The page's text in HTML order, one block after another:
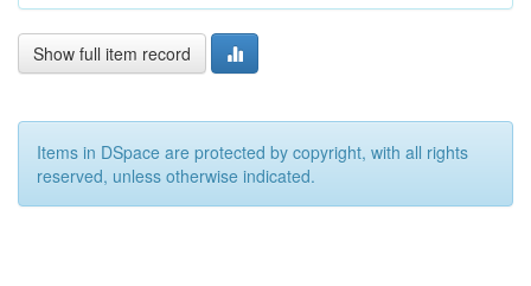
Show full item record
Items in DSpace are protected by copyright, with all rights
reserved, unless otherwise indicated.